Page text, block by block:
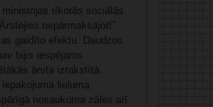
rīkotās sociālās
nepārmaksājot!”
gaidīto efektu. Daudzos
bijis iespējams
ārsta izrakstītā
lieluma
nosaukuma zāles arī